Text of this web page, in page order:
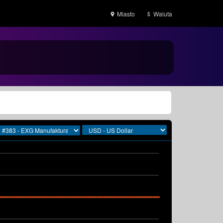
Miasto Waluta